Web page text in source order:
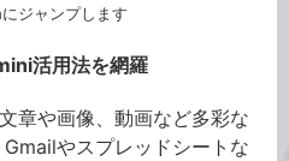
ジャンプします
活用法を網羅
章や画像、動画など多彩な
やスプレッドシートな